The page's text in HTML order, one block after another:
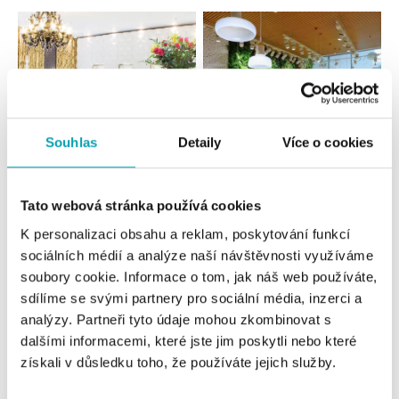
Souhlas Detaily Více o cookies
Tato webová stránka používá cookies
K personalizaci obsahu a reklam, poskytování funkcí
sociálních médií a analýze naší návštěvnosti využíváme
soubory cookie. Informace o tom, jak náš web používáte,
sdílíme se svými partnery pro sociální média, inzerci a
analýzy. Partneři tyto údaje mohou zkombinovat s
dalšími informacemi, které jste jim poskytli nebo které
získali v důsledku toho, že používáte jejich služby.
Všetky Česko Slovensko
ALO diamonds Hilton, Košice
Hlavná 123/1, 040 01 Košice
tel.: +421 911 854 322, +421 917 869 485
otvorené v Pondelok od 09:00
ALOve OC Aupark, Bratislava